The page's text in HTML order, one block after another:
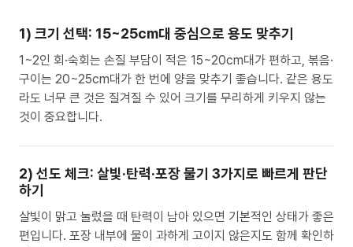
1) 크기 선택: 15~25cm대 중심으로 용도 맞추기
1~2인 회·숙회는 손질 부담이 적은 15~20cm대가 편하고, 볶음·
구이는 20~25cm대가 한 번에 양을 맞추기 좋습니다. 같은 용도
라도 너무 큰 것은 질겨질 수 있어 크기를 무리하게 키우지 않는
것이 중요합니다.
2) 선도 체크: 살빛·탄력·포장 물기 3가지로 빠르게 판단
하기
살빛이 맑고 눌렀을 때 탄력이 남아 있으면 기본적인 상태가 좋은
편입니다. 포장 내부에 물이 과하게 고이지 않은지도 함께 확인하